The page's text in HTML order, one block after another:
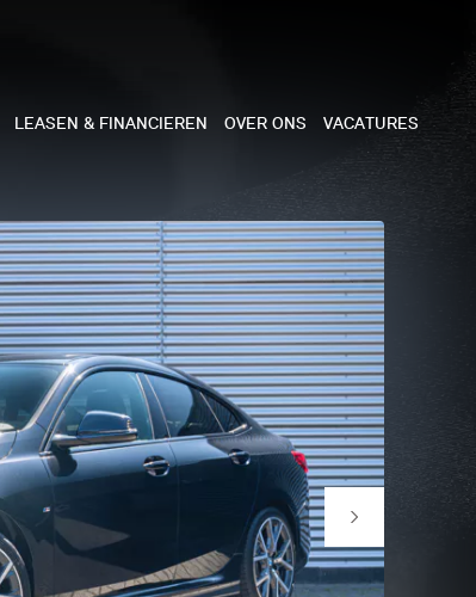
3-DEURS
CABRIO
5-DEURS
COOPER WORKS
SMITH EDITION
LEASEN & FINANCIEREN OVER ONS VACATURES